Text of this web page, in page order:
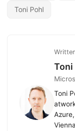
Toni Pohl
Toni
Toni